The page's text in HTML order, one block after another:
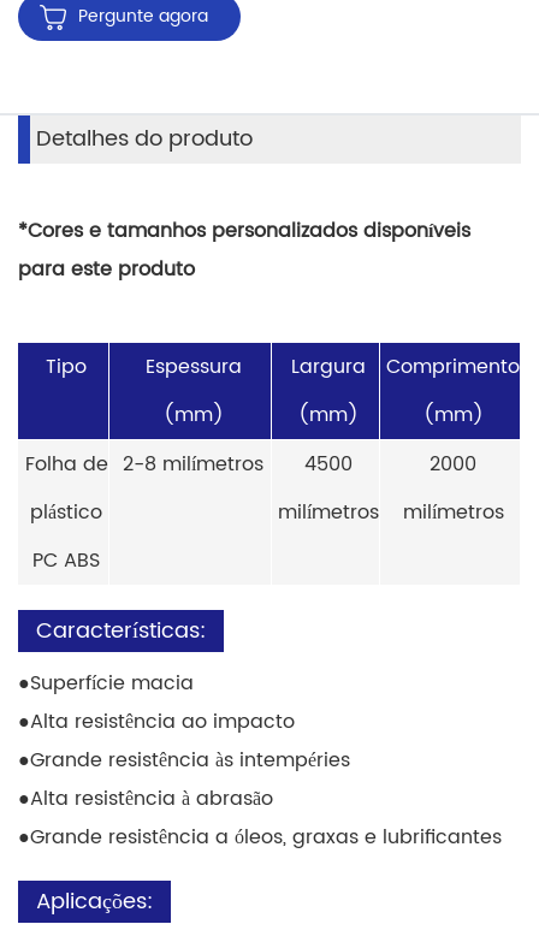
Pergunte agora
Detalhes do produto
*Cores e tamanhos personalizados disponíveis
para este produto
Tipo
Espessura
(mm)
Largura
(mm)
Comprimento
(mm)
Folha de
plástico
PC ABS
2-8 milímetros
4500
milímetros
2000
milímetros
Características:
●Superfície macia
●Alta resistência ao impacto
●Grande resistência às intempéries
●Alta resistência à abrasão
●Grande resistência a óleos, graxas e lubrificantes
Aplicações: